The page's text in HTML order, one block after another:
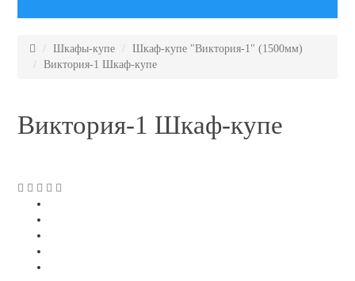
Шкафы-купе
Шкаф-купе "Виктория-1" (1500мм)
Виктория-1 Шкаф-купе
Виктория-1 Шкаф-купе